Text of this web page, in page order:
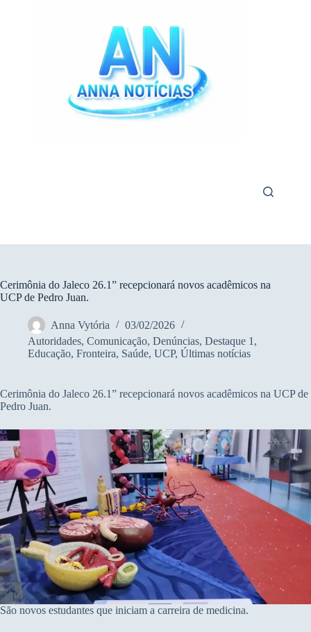
Cerimônia do Jaleco 26.1” recepcionará novos acadêmicos na
UCP de Pedro Juan.
Anna Vytória
03/02/2026
Autoridades, Comunicação, Denúncias, Destaque 1 ,
Educação, Fronteira, Saúde, UCP, Últimas notícias
Cerimônia do Jaleco 26.1” recepcionará novos acadêmicos na UCP de
Pedro Juan.
São novos estudantes que iniciam a carreira de medicina.